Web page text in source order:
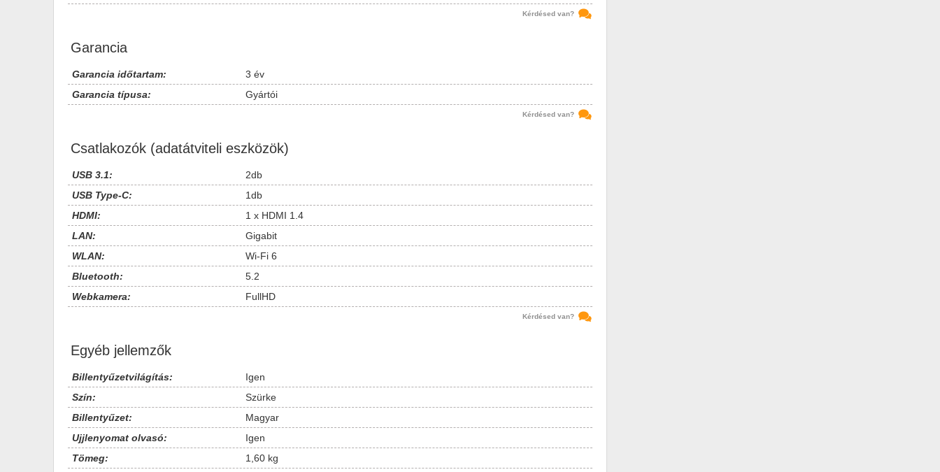
Kérdésed van?
Garancia
Garancia időtartam:
3 év
Garancia típusa:
Gyártói
Kérdésed van?
Csatlakozók (adatátviteli eszközök)
USB 3.1:
2db
USB Type-C:
1db
HDMI:
1 x HDMI 1.4
LAN:
Gigabit
WLAN:
Wi-Fi 6
Bluetooth:
5.2
Webkamera:
FullHD
Kérdésed van?
Egyéb jellemzők
Billentyűzetvilágítás:
Igen
Szín:
Szürke
Billentyűzet:
Magyar
Ujjlenyomat olvasó:
Igen
Tömeg:
1,60 kg